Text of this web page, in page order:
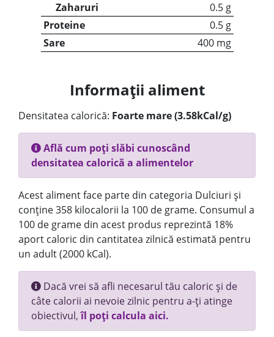
Zaharuri
0.5 g
Proteine
0.5 g
Sare
400 mg
Informații aliment
Densitatea calorică: Foarte mare (3.58kCal/g)
Află cum poți slăbi cunoscând
densitatea calorică a alimentelor
Acest aliment face parte din categoria Dulciuri și
conține 358 kilocalorii la 100 de grame. Consumul a
100 de grame din acest produs reprezintă 18%
aport caloric din cantitatea zilnică estimată pentru
un adult (2000 kCal).
Dacă vrei să afli necesarul tău caloric și de
câte calorii ai nevoie zilnic pentru a-ți atinge
obiectivul,îl poți calcula aici.